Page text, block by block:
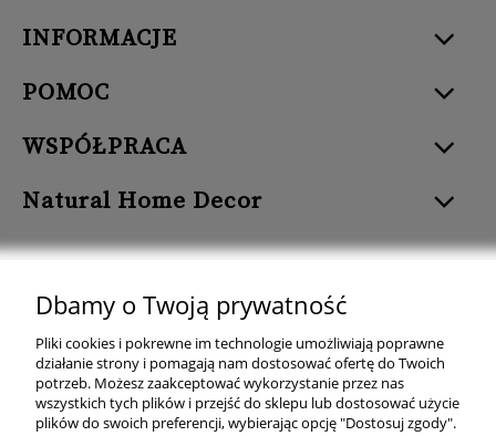
INFORMACJE
POMOC
WSPÓŁPRACA
Natural Home Decor
Natural Home Decor | E-mail: sklep at naturalhomedecor.pl | Tel.:
507 707 299
| NIP: 7971800592 | REGON: 381429127
Copyright © 2026 - Naturalhomedecor.pl
Dbamy o Twoją prywatność
Pliki cookies i pokrewne im technologie umożliwiają poprawne
działanie strony i pomagają nam dostosować ofertę do Twoich
potrzeb. Możesz zaakceptować wykorzystanie przez nas
wszystkich tych plików i przejść do sklepu lub dostosować użycie
plików do swoich preferencji, wybierając opcję "Dostosuj zgody".